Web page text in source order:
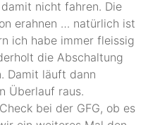
nicht fahren. Die
erahnen … natürlich ist
ich habe immer fleissig
die Abschaltung
Damit läuft dann
Überlauf raus.
bei der GFG, ob es